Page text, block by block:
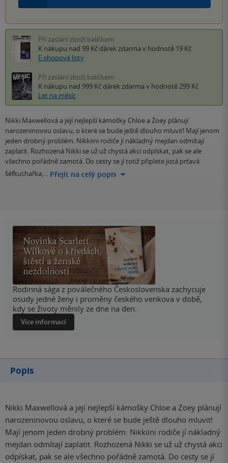
Při zaslání zboží balíčkem
K nákupu nad 99 Kč dárek zdarma v hodnotě 19 Kč
E-shopové listy
Při zaslání zboží balíčkem
K nákupu nad 999 Kč dárek zdarma v hodnotě 299 Kč
Let na měsíc
Nikki Maxwellová a její nejlepší kámošky Chloe a Zoey plánují
narozeninovou oslavu, o které se bude ještě dlouho mluvit! Mají jenom
jeden drobný problém: Nikkiini rodiče jí nákladný mejdan odmítají
zaplatit. Rozhozená Nikki se už už chystá akci odpískat, pak se ale
všechno pořádně zamotá. Do cesty se jí totiž připlete jistá prťavá
šéfkuchařka,… Přejít na celý popis
Rodinná sága z poválečného Československa zachycuje
osudy jedné ženy i proměny českého venkova v době,
kdy se životy měnily ze dne na den.
Více informací
Popis
Nikki Maxwellová a její nejlepší kámošky Chloe a Zoey plánují
narozeninovou oslavu, o které se bude ještě dlouho mluvit!
Mají jenom jeden drobný problém: Nikkiini rodiče jí nákladný
mejdan odmítají zaplatit. Rozhozená Nikki se už už chystá akci
odpískat, pak se ale všechno pořádně zamotá. Do cesty se jí